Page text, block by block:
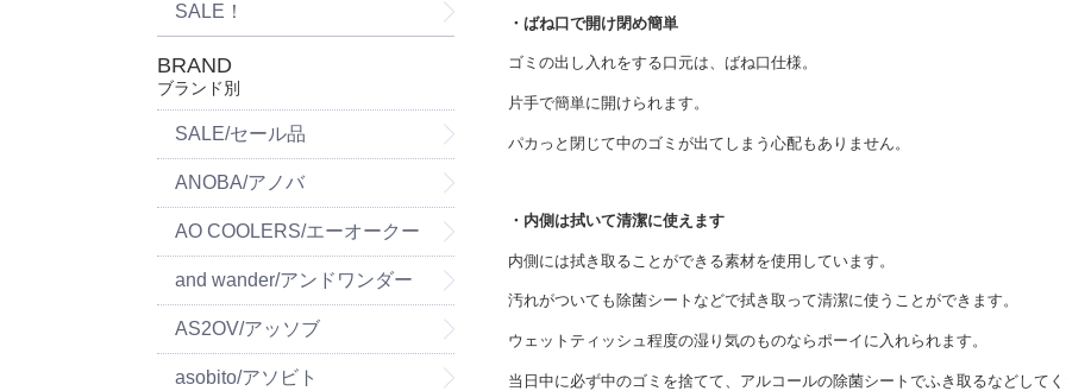
・ばね口で開け閉め簡単
ゴミの出し入れをする口元は、ばね口仕様。
片手で簡単に開けられます。
パカっと閉じて中のゴミが出てしまう心配もありません。
・内側は拭いて清潔に使えます
内側には拭き取ることができる素材を使用しています。
汚れがついても除菌シートなどで拭き取って清潔に使うことができます。
ウェットティッシュ程度の湿り気のものならポーイに入れられます。
当日中に必ず中のゴミを捨てて、アルコールの除菌シートでふき取るなどして
SALE！
BRAND
ブランド別
SALE/セール品
ANOBA/アノバ
AO COOLERS/エーオークー
ラーズ
and wander/アンドワンダー
AS2OV/アッソブ
asobito/アソビト